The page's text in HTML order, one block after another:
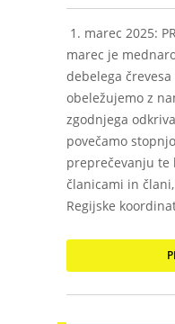
1. marec 2025:
marec je
debelega
obeležujemo z
zgodnjega
povečamo
preprečevanju te
članicami in
Regijske